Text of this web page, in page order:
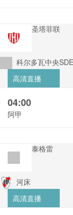
圣塔菲联
科尔多瓦中央SDE
高清直播
04:00
阿甲
泰格雷
河床
高清直播